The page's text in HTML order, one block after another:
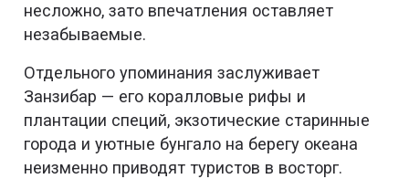
несложно, зато впечатления оставляет
незабываемые.
Отдельного упоминания заслуживает
Занзибар — его коралловые рифы и
плантации специй, экзотические старинные
города и уютные бунгало на берегу океана
неизменно приводят туристов в восторг.